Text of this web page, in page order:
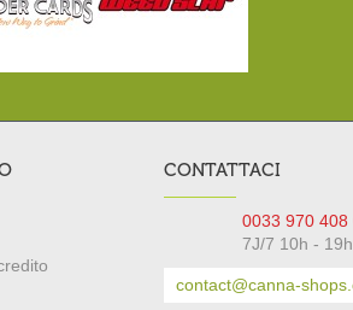
CONTATTACI
0033 970 408
7J/7 10h - 19h
contact@canna-